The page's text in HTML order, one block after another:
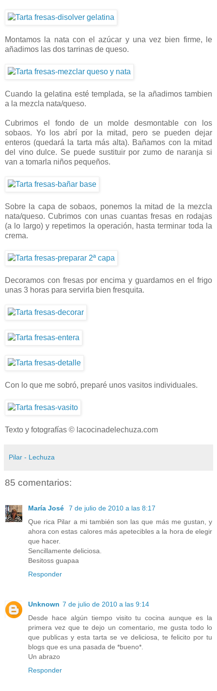
Montamos la nata con el azúcar y una vez bien firme, le
añadimos las dos tarrinas de queso.
Cuando la gelatina esté templada, se la añadimos tambien
a la mezcla nata/queso.
Cubrimos el fondo de un molde desmontable con los
sobaos. Yo los abrí por la mitad, pero se pueden dejar
enteros (quedará la tarta más alta). Bañamos con la mitad
del vino dulce. Se puede sustituir por zumo de naranja si
van a tomarla niños pequeños.
Sobre la capa de sobaos, ponemos la mitad de la mezcla
nata/queso. Cubrimos con unas cuantas fresas en rodajas
(a lo largo) y repetimos la operación, hasta terminar toda la
crema.
Decoramos con fresas por encima y guardamos en el frigo
unas 3 horas para servirla bien fresquita.
Con lo que me sobró, preparé unos vasitos individuales.
Texto y fotografías © lacocinadelechuza.com
Pilar - Lechuza
85 comentarios:
María José
7 de julio de 2010 a las 8:17
Que rica Pilar a mi también son las que más me gustan, y
ahora con estas calores más apetecibles a la hora de elegir
que hacer.
Sencillamente deliciosa.
Besitoss guapaa
Responder
Unknown 7 de julio de 2010 a las 9:14
Desde hace algún tiempo visito tu cocina aunque es la
primera vez que te dejo un comentario, me gusta todo lo
que publicas y esta tarta se ve deliciosa, te felicito por tu
blogs que es una pasada de *bueno*.
Un abrazo
Responder